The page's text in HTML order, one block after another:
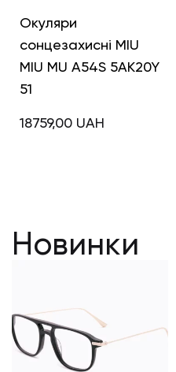
Окуляри
сонцезахисні MIU
MIU MU A54S 5AK20Y
51
18759,00 UAH
Новинки